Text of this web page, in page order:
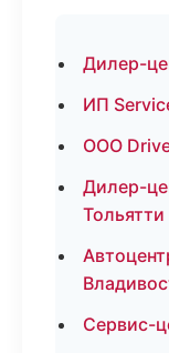
Дилер-
ИП
ООО
Дилер-
Тольятти
Сервис-